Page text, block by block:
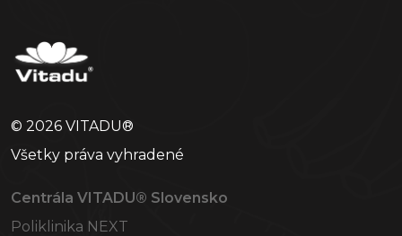
© 2026 VITADU®
Všetky práva vyhradené
Centrála VITADU® Slovensko
Poliklinika NEXT